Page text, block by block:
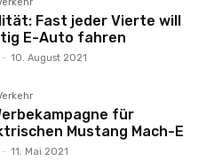
Fast jeder Vierte will
E-Auto fahren
- 10. August 2021
für
Mustang Mach-E
- 11. Mai 2021